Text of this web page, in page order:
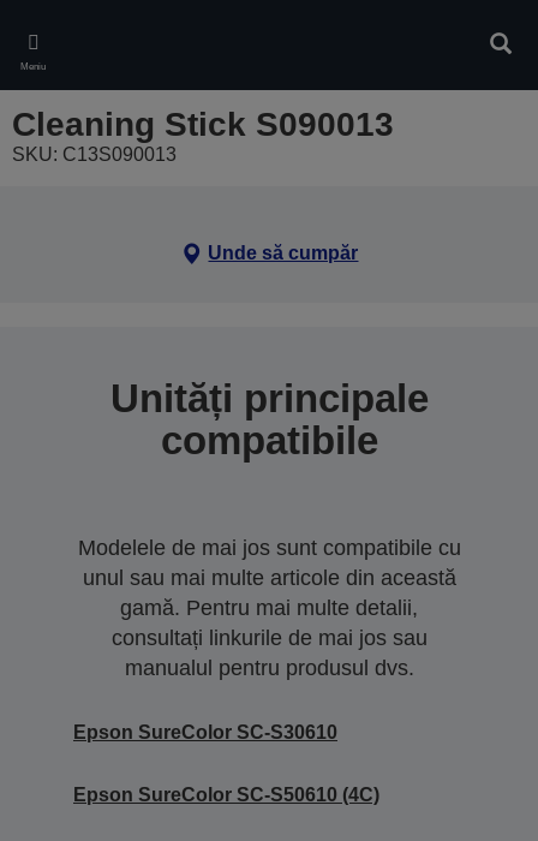
main
content
Meniu
Cleaning Stick S090013
SKU: C13S090013
Unde să cumpăr
Unități principale
compatibile
Modelele de mai jos sunt compatibile cu
unul sau mai multe articole din această
gamă. Pentru mai multe detalii,
consultați linkurile de mai jos sau
manualul pentru produsul dvs.
Epson SureColor SC-S30610
Epson SureColor SC-S50610 (4C)